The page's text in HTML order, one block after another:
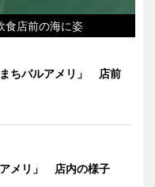
店前の海に姿
ちバルアメリ」 店前
メリ」 店内の様子